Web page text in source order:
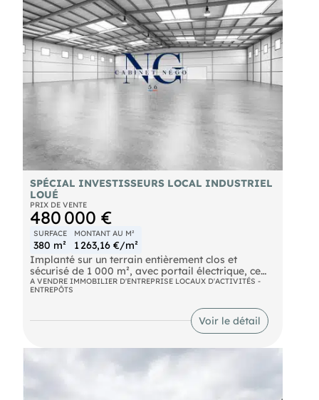
clôturé. Activités autorisées : services, activités
B2B, artisanat, industrie hors ICPE. Surface
modulable selon les besoins
- Nous consulter. Les informations sur les risques
naturels, miniers, ou technologiques, auxquels ces
biens sont exposés, sont disponibles sur le site
SPÉCIAL INVESTISSEURS LOCAL INDUSTRIEL
LOUÉ
PRIX DE VENTE
480 000 €
SURFACE
380 m²
MONTANT AU M²
1 263,16 €/m²
Implanté sur un terrain entièrement clos et
sécurisé de 1 000 m², avec portail électrique, ce
local industriel en bon état représente une
opportunité d'investissement avec des revenus
surface totale de 380 m² et comprend : un espace
industriel fonctionnel ; un espace bureaux avec
portes sectionnelles facilitant les accès et les
livraisons. Le site est entièrement clôturé et
bénéficie d'un accès sécurisé. Deux locataires en
A VENDRE IMMOBILIER D'ENTREPRISE LOCAUX D'ACTIVITÉS -
ENTREPÔTS
Voir le détail